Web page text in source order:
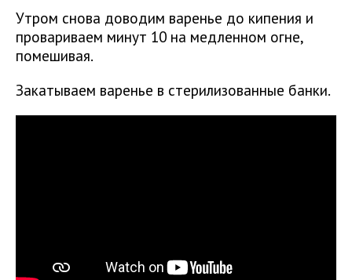
Утром снова доводим варенье до кипения и
провариваем минут 10 на медленном огне,
помешивая.
Закатываем варенье в стерилизованные банки.